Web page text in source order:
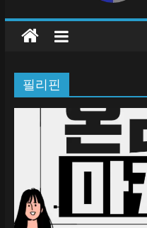
지
미
테
크
테
크
필리핀